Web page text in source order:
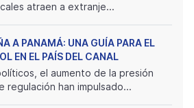
atraen a extranje...
A PANAMÁ: UNA GUÍA PARA EL
EN EL PAÍS DEL CANAL
el aumento de la presión
regulación han impulsado...